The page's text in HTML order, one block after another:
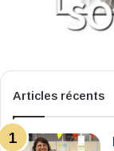
Articles récents